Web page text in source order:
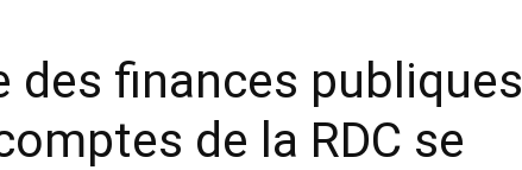
des finances publiques
de la RDC se